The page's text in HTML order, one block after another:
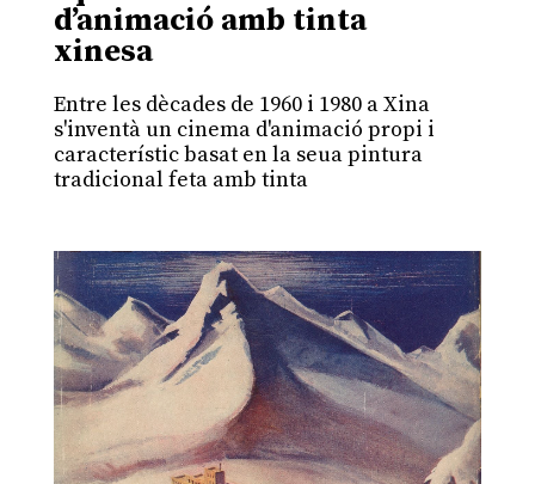
d’animació amb tinta
xinesa
Entre les dècades de 1960 i 1980 a Xina
s'inventà un cinema d'animació propi i
característic basat en la seua pintura
tradicional feta amb tinta